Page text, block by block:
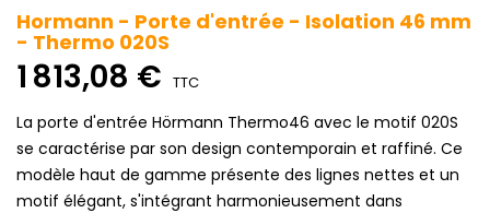
Hormann - Porte d'entrée - Isolation 46 mm
- Thermo 020S
1 813,08 € TTC
La porte d'entrée Hörmann Thermo46 avec le motif 020S
se caractérise par son design contemporain et raffiné. Ce
modèle haut de gamme présente des lignes nettes et un
motif élégant, s'intégrant harmonieusement dans